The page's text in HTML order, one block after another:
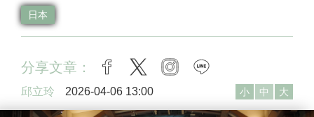
日本
分享文章： facebook
twitter instagram
邱立玲 2026-04-06 13:00 小 中 大